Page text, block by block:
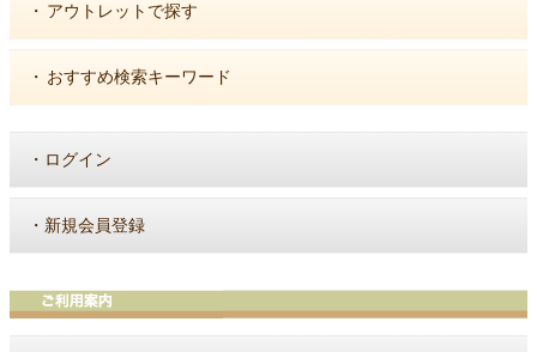
・ アウトレットで探す
・ おすすめ検索キーワード
・ ログイン
・ 新規会員登録